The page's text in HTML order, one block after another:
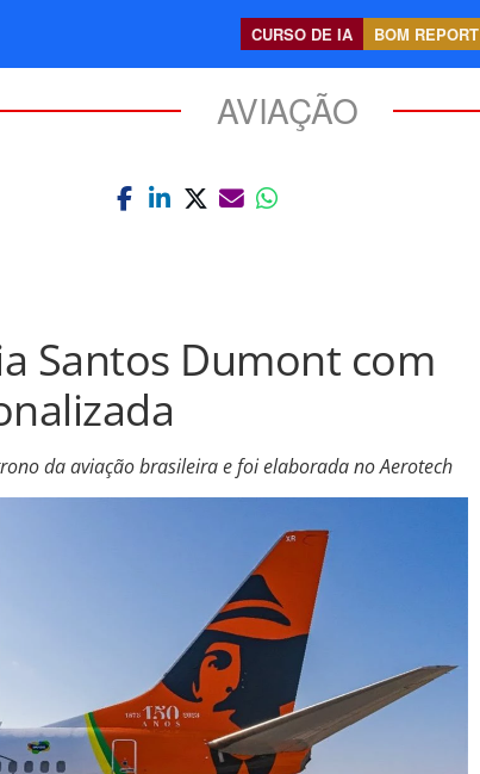
CURSO DE IA BOM REPORT
AVIAÇÃO
Santos Dumont com
da aviação brasileira e foi elaborada no Aerotech